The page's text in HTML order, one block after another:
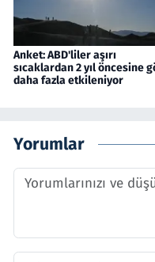
Anket: ABD'liler aşırı
sıcaklardan 2 yıl öncesine
daha fazla etkileniyor
Yorumlar